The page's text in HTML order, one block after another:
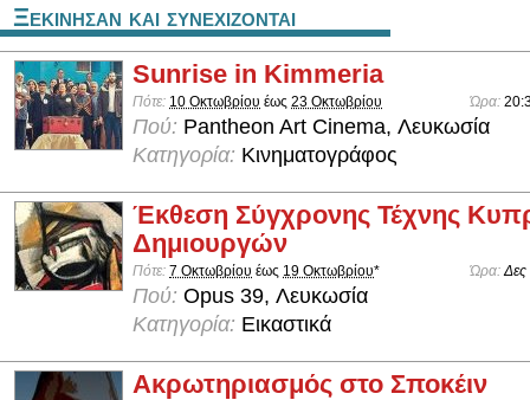
Ξεκινησαν και συνεχιζονται
Sunrise in Kimmeria
Πότε: 10 Οκτωβρίου έως 23 Οκτωβρίου Ώρα:
Πού: Pantheon Art Cinema, Λευκωσία
Κατηγορία: Κινηματογράφος
Έκθεση Σύγχρονης Τέχνης
Δημιουργών
Πότε: 7 Οκτωβρίου έως 19 Οκτωβρίου* Ώρα: Δες
Πού: Opus 39, Λευκωσία
Κατηγορία: Εικαστικά
Ακρωτηριασμός στο Σποκέιν